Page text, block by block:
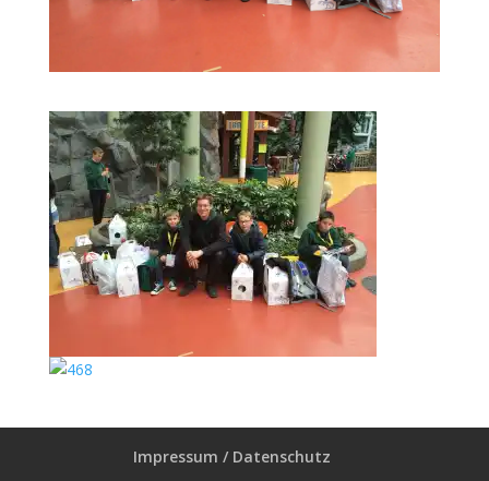
Impressum / Datenschutz